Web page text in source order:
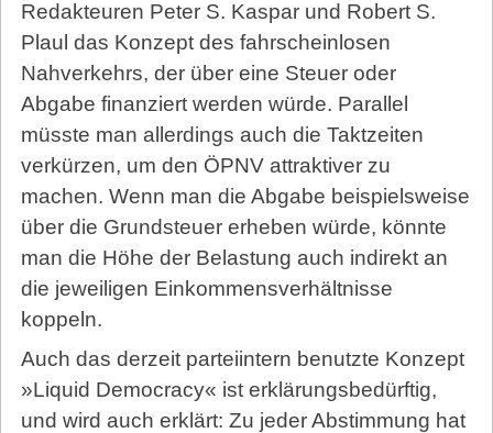
Redakteuren Peter S. Kaspar und Robert S.
Plaul das Konzept des fahrscheinlosen
Nahverkehrs, der über eine Steuer oder
Abgabe finanziert werden würde. Parallel
müsste man allerdings auch die Taktzeiten
verkürzen, um den ÖPNV attraktiver zu
machen. Wenn man die Abgabe beispielsweise
über die Grundsteuer erheben würde, könnte
man die Höhe der Belastung auch indirekt an
die jeweiligen Einkommensverhältnisse
koppeln.
Auch das derzeit parteiintern benutzte Konzept
»Liquid Democracy« ist erklärungsbedürftig,
und wird auch erklärt: Zu jeder Abstimmung hat